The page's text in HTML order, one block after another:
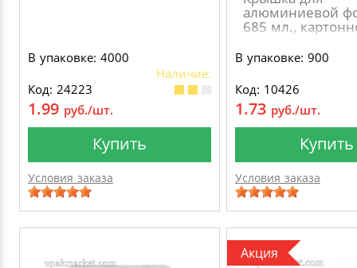
В упаковке: 4000
Наличие:
Код: 24223
1.99 руб./шт.
Купить
Условия заказа
алюминиевой
685 мл.,
алюминиевая
В упаковке: 900
Код: 10426
1.73 руб./шт.
Купить
Условия заказа
Акция